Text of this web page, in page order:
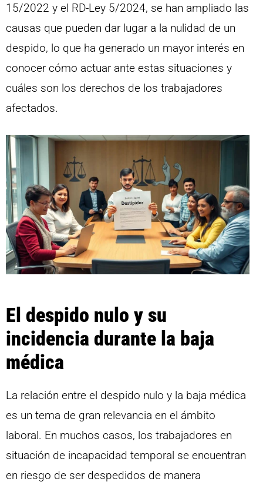
15/2022 y el RD-Ley 5/2024, se han ampliado las
causas que pueden dar lugar a la nulidad de un
despido, lo que ha generado un mayor interés en
conocer cómo actuar ante estas situaciones y
cuáles son los derechos de los trabajadores
afectados.
El despido nulo y su
incidencia durante la baja
médica
La relación entre el despido nulo y la baja médica
es un tema de gran relevancia en el ámbito
laboral. En muchos casos, los trabajadores en
situación de incapacidad temporal se encuentran
en riesgo de ser despedidos de manera